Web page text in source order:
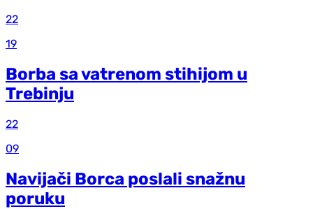
22
19
Borba sa vatrenom stihijom u
Trebinju
22
09
Navijači Borca poslali snažnu
poruku